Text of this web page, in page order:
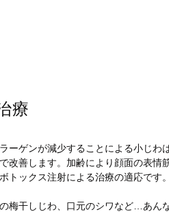
療
ーゲンが減少することによる小じわ
改善します。加齢により顔面の表情
トックス注射による治療の適応です。
梅干しじわ、口元のシワなど…あん